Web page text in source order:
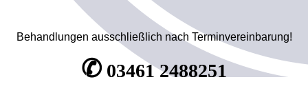
Behandlungen ausschließlich nach Terminvereinbarung!
✆03461 2488251